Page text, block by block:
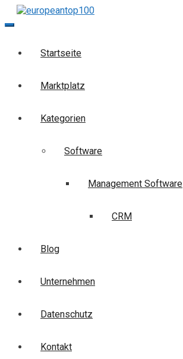
Skip
to
Startseite
Marktplatz
Kategorien
Software
Management Software
CRM
Blog
Unternehmen
Datenschutz
Kontakt